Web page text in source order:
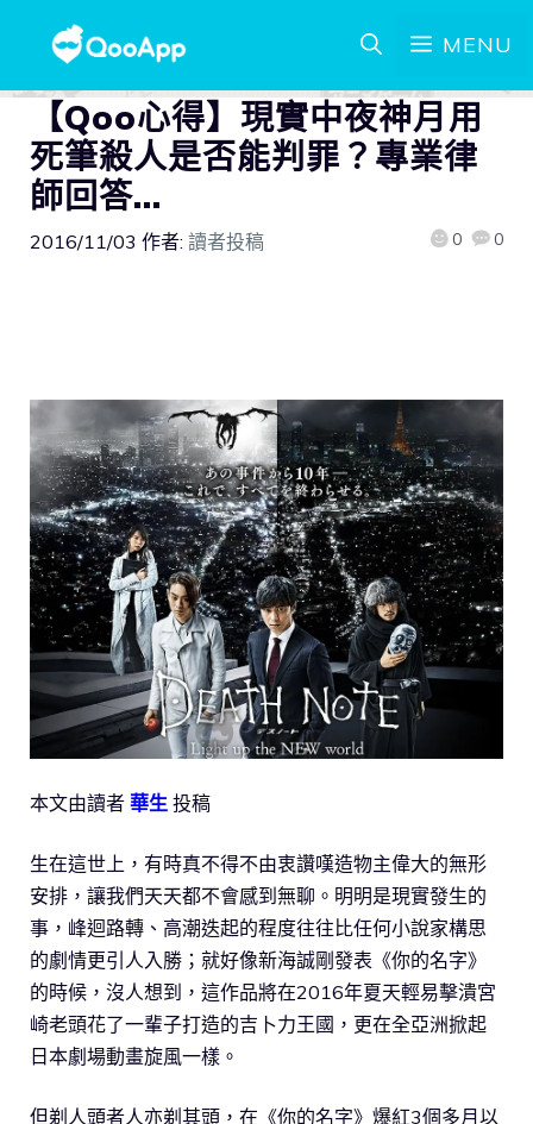
MENU
【Qoo心得】現實中夜神月用
死筆殺人是否能判罪？專業律
師回答…
2016/11/03 作者: 讀者投稿 0 0
本文由讀者 華生 投稿
生在這世上，有時真不得不由衷讚嘆造物主偉大的無形
安排，讓我們天天都不會感到無聊。明明是現實發生的
事，峰迴路轉、高潮迭起的程度往往比任何小說家構思
的劇情更引人入勝；就好像新海誠剛發表《你的名字》
的時候，沒人想到，這作品將在2016年夏天輕易擊潰宮
崎老頭花了一輩子打造的吉卜力王國，更在全亞洲掀起
日本劇場動畫旋風一樣。
但剃人頭者人亦剃其頭，在《你的名字》爆紅3個多月以